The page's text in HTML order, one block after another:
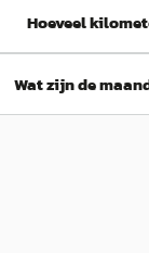
Hoeveel
Wat zijn de